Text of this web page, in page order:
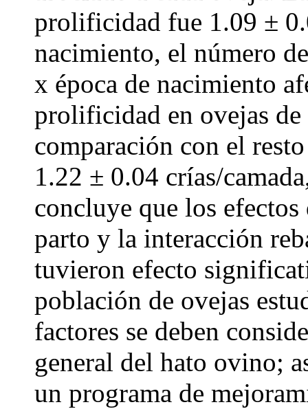
prolificidad fue 1.09 ±
nacimiento, el número
x época de nacimiento
prolificidad en ovejas
comparación con el
1.22 ± 0.04 crías/
concluye que los
parto y la interacción
tuvieron efecto
población de ovejas
factores se deben
general del hato ovino;
un programa de